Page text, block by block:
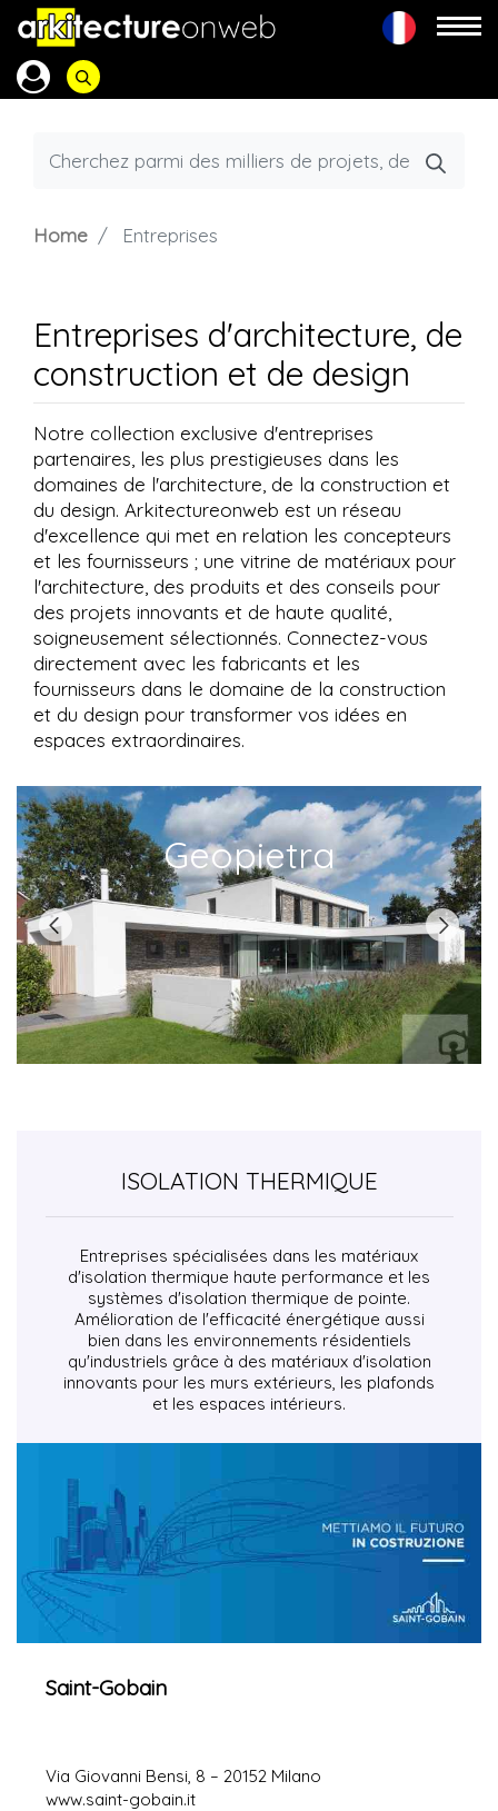
Home Entreprises
Entreprises d'architecture, de
construction et de design
Notre collection exclusive d'entreprises
partenaires, les plus prestigieuses dans les
domaines de l'architecture, de la construction et
du design. Arkitectureonweb est un réseau
d'excellence qui met en relation les concepteurs
et les fournisseurs ; une vitrine de matériaux pour
l'architecture, des produits et des conseils pour
des projets innovants et de haute qualité,
soigneusement sélectionnés. Connectez-vous
directement avec les fabricants et les
fournisseurs dans le domaine de la construction
et du design pour transformer vos idées en
espaces extraordinaires.
Geopietra
Saint-Gobain
Via Giovanni Bensi, 8 – 20152 Milano
www.saint-gobain.it
ISOLATION THERMIQUE
Entreprises spécialisées dans les matériaux
d'isolation thermique haute performance et les
systèmes d'isolation thermique de pointe.
Amélioration de l'efficacité énergétique aussi
bien dans les environnements résidentiels
qu'industriels grâce à des matériaux d'isolation
innovants pour les murs extérieurs, les plafonds
et les espaces intérieurs.